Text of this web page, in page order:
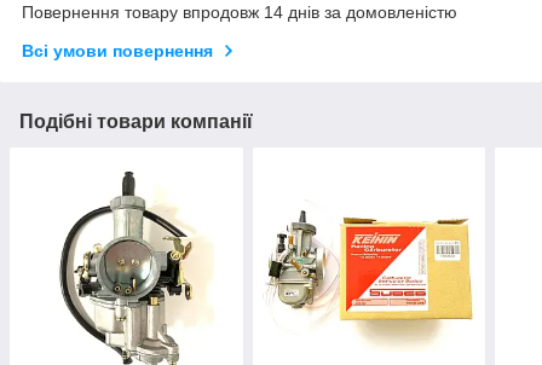
Повернення товару впродовж 14 днів за домовленістю
Всі умови повернення
Подібні товари компанії